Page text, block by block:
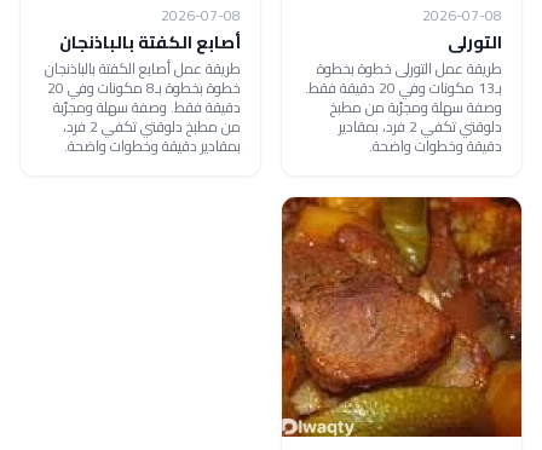
2026-07-08
التورلى
طريقة عمل التورلى خطوة بخطوة
بـ13 مكونات وفي 20 دقيقة فقط.
وصفة سهلة ومجرّبة من مطبخ
دلوقتي تكفي 2 فرد، بمقادير
دقيقة وخطوات واضحة.
2026-07-08
أصابع الكفتة بالباذنجان
طريقة عمل أصابع الكفتة بالباذنجان
خطوة بخطوة بـ8 مكونات وفي 20
دقيقة فقط. وصفة سهلة ومجرّبة
من مطبخ دلوقتي تكفي 2 فرد،
بمقادير دقيقة وخطوات واضحة.